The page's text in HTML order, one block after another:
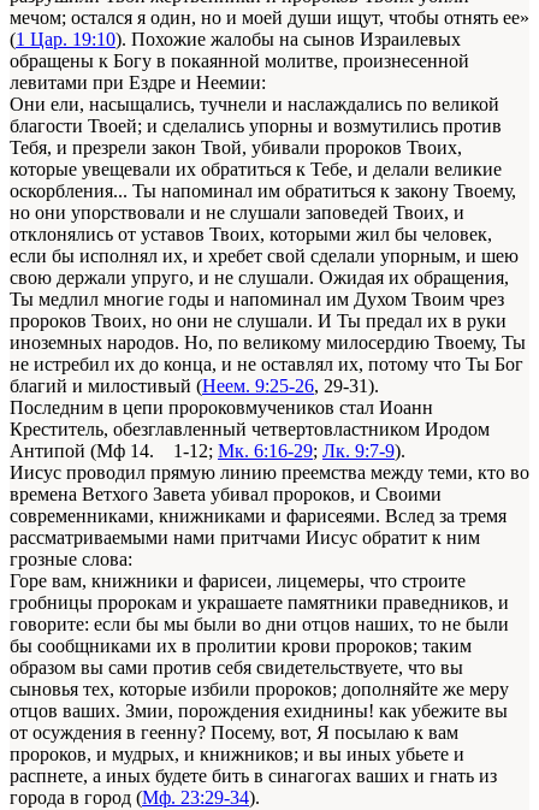
мечом; остался я один, но и моей души ищут, чтобы отнять ее»
(1 Цар. 19:10). Похожие жалобы на сынов Израилевых
обращены к Богу в покаянной молитве, произнесенной
левитами при Ездре и Неемии:
Они ели, насыщались, тучнели и наслаждались по великой
благости Твоей; и сделались упорны и возмутились против
Тебя, и презрели закон Твой, убивали пророков Твоих,
которые увещевали их обратиться к Тебе, и делали великие
оскорбления... Ты напоминал им обратиться к закону Твоему,
но они упорствовали и не слушали заповедей Твоих, и
отклонялись от уставов Твоих, которыми жил бы человек,
если бы исполнял их, и хребет свой сделали упорным, и шею
свою держали упруго, и не слушали. Ожидая их обращения,
Ты медлил многие годы и напоминал им Духом Твоим чрез
пророков Твоих, но они не слушали. И Ты предал их в руки
иноземных народов. Но, по великому милосердию Твоему, Ты
не истребил их до конца, и не оставлял их, потому что Ты Бог
благий и милостивый (Неем. 9:25-26, 29-31).
Последним в цепи пророковмучеников стал Иоанн
Креститель, обезглавленный четвертовластником Иродом
Антипой (Мф 14. 1-12; Мк. 6:16-29; Лк. 9:7-9).
Иисус проводил прямую линию преемства между теми, кто во
времена Ветхого Завета убивал пророков, и Своими
современниками, книжниками и фарисеями. Вслед за тремя
рассматриваемыми нами притчами Иисус обратит к ним
грозные слова:
Горе вам, книжники и фарисеи, лицемеры, что строите
гробницы пророкам и украшаете памятники праведников, и
говорите: если бы мы были во дни отцов наших, то не были
бы сообщниками их в пролитии крови пророков; таким
образом вы сами против себя свидетельствуете, что вы
сыновья тех, которые избили пророков; дополняйте же меру
отцов ваших. Змии, порождения ехиднины! как убежите вы
от осуждения в геенну? Посему, вот, Я посылаю к вам
пророков, и мудрых, и книжников; и вы иных убьете и
распнете, а иных будете бить в синагогах ваших и гнать из
города в город (Мф. 23:29-34).